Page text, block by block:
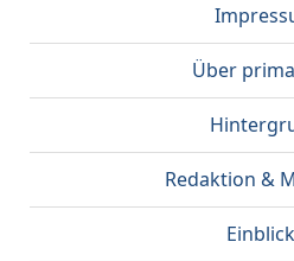
Über
Redaktion &